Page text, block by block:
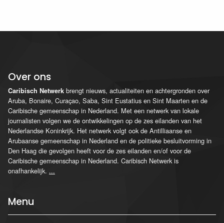
Over ons
Caribisch Netwerk brengt nieuws, actualiteiten en achtergronden over
Aruba, Bonaire, Curaçao, Saba, Sint Eustatius en Sint Maarten en de
Caribische gemeenschap in Nederland. Met een netwerk van lokale
journalisten volgen we de ontwikkelingen op de zes eilanden van het
Nederlandse Koninkrijk. Het netwerk volgt ook de Antilliaanse en
Arubaanse gemeenschap in Nederland en de politieke besluitvorming in
Den Haag die gevolgen heeft voor de zes eilanden en/of voor de
Caribische gemeenschap in Nederland. Caribisch Netwerk is
onafhankelijk. ...
Menu